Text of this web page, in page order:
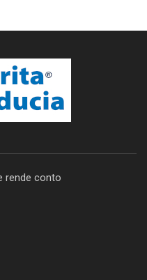
rende conto